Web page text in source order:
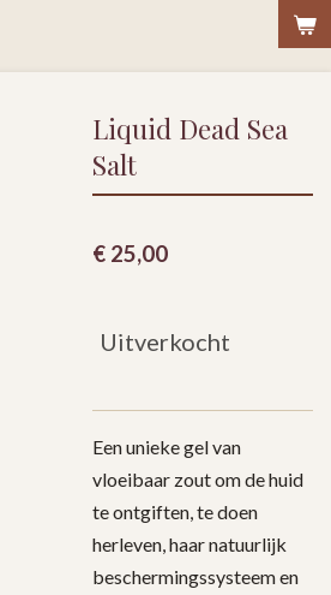
Liquid Dead Sea
Salt
€ 25,00
Uitverkocht
Een unieke gel van
vloeibaar zout om de huid
te ontgiften, te doen
herleven, haar natuurlijk
beschermingssysteem en